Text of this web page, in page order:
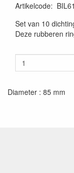
Artikelcode:
Set van 10
Deze rubberen
Diameter : 85 mm